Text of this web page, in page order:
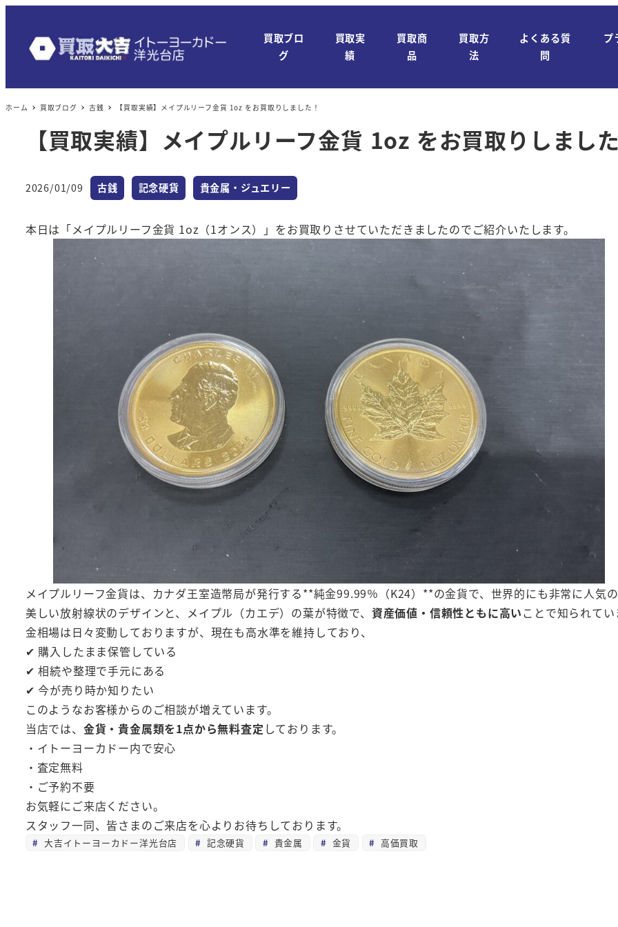
ン
テ
買取ブロ
グ
買取実
績
買取商
品
買取方
法
よくある質
問
プ
ホーム 買取ブログ 古銭 【買取実績】メイプルリーフ金貨 1oz をお買取りしました！
【買取実績】メイプルリーフ金貨 1oz をお買取りしました
投稿日
2026/01/09 カテゴリー
古銭 カテゴリー
記念硬貨 カテゴリー
貴金属・ジュエリー
本日は「メイプルリーフ金貨 1oz（1オンス）」をお買取りさせていただきましたのでご紹介いたします。
メイプルリーフ金貨は、カナダ王室造幣局が発行する**純金99.99％（K24）**の金貨で、世界的にも非常に人気の
美しい放射線状のデザインと、メイプル（カエデ）の葉が特徴で、 資産価値・信頼性ともに高いことで知られてい
金相場は日々変動しておりますが、現在も高水準を維持しており、
✔ 購入したまま保管している
✔ 相続や整理で手元にある
✔ 今が売り時か知りたい
このようなお客様からのご相談が増えています。
当店では、 金貨・貴金属類を1点から無料査定 しております。
・イトーヨーカドー内で安心
・査定無料
・ご予約不要
お気軽にご来店ください。
スタッフ一同、皆さまのご来店を心よりお待ちしております。
大吉イトーヨーカドー洋光台店 記念硬貨 貴金属 金貨 高価買取